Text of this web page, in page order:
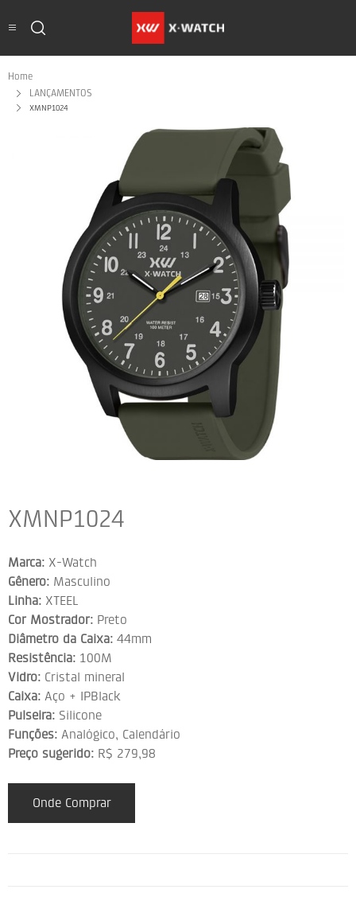
Home
LANÇAMENTOS
XMNP1024
XMNP1024
Marca: X-Watch
Gênero: Masculino
Linha: XTEEL
Cor Mostrador: Preto
Diâmetro da Caixa: 44mm
Resistência: 100M
Vidro: Cristal mineral
Caixa: Aço + IPBlack
Pulseira: Silicone
Funções: Analógico, Calendário
Preço sugerido: R$ 279,98
Onde Comprar